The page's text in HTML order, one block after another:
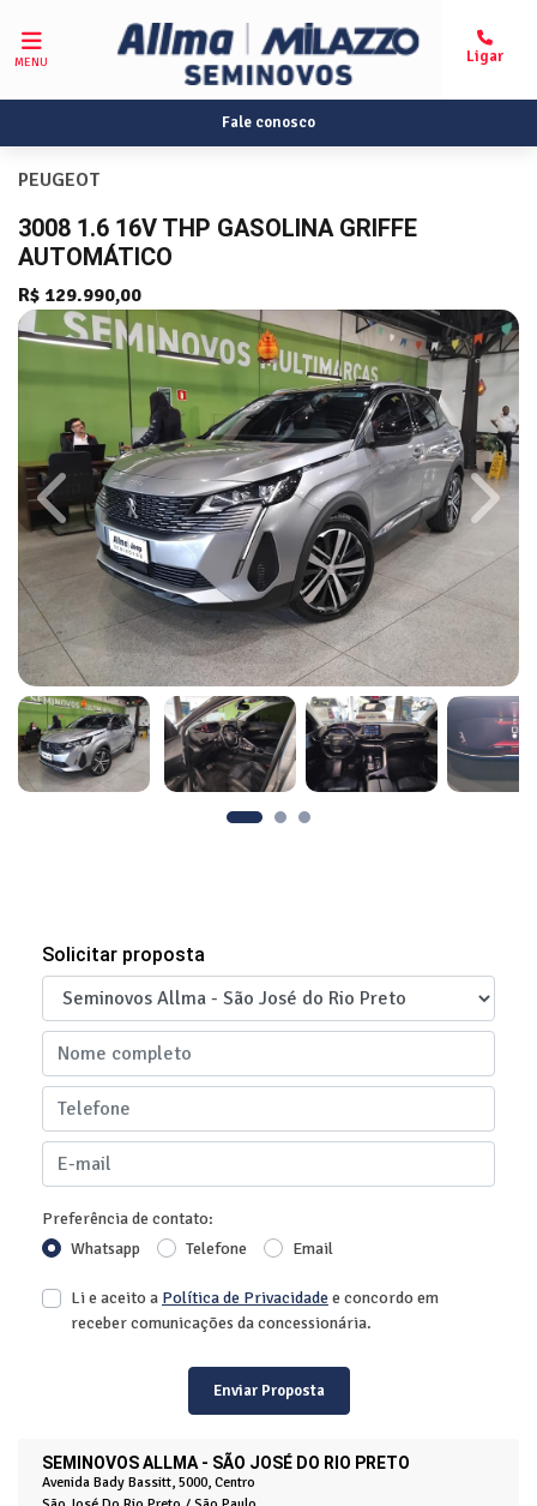
MENU
Fale conosco
PEUGEOT
3008 1.6 16V THP GASOLINA GRIFFE
AUTOMÁTICO
R$ 129.990,00
Previous Next
SEMINOVOS ALLMA - SÃO JOSÉ DO RIO PRETO
Avenida Bady Bassitt, 5000, Centro
Solicitar proposta
Preferência de contato:
Whatsapp
Telefone Email
Li e aceito a Política de Privacidadee concordo em
receber comunicações da concessionária.
Enviar Proposta